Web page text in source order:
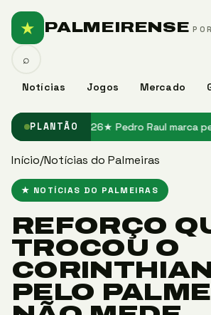
★ PALMEIRENSE
Notícias Jogos Mercado
⌕
PLANTÃO
em 2026 ★ Pedro Raul marca pelo
Início/Notícias do Palmeiras
★ NOTÍCIAS DO PALMEIRAS
REFORÇO
TROCOU O
PELO